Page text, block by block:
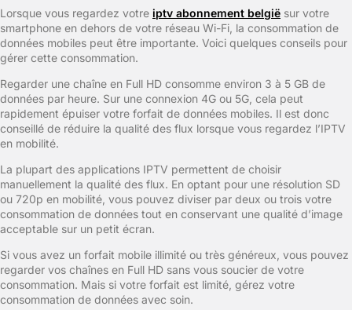
Lorsque vous regardez votre iptv abonnement belgië sur votre
smartphone en dehors de votre réseau Wi-Fi, la consommation de
données mobiles peut être importante. Voici quelques conseils pour
gérer cette consommation.
Regarder une chaîne en Full HD consomme environ 3 à 5 GB de
données par heure. Sur une connexion 4G ou 5G, cela peut
rapidement épuiser votre forfait de données mobiles. Il est donc
conseillé de réduire la qualité des flux lorsque vous regardez l’IPTV
en mobilité.
La plupart des applications IPTV permettent de choisir
manuellement la qualité des flux. En optant pour une résolution SD
ou 720p en mobilité, vous pouvez diviser par deux ou trois votre
consommation de données tout en conservant une qualité d’image
acceptable sur un petit écran.
Si vous avez un forfait mobile illimité ou très généreux, vous pouvez
regarder vos chaînes en Full HD sans vous soucier de votre
consommation. Mais si votre forfait est limité, gérez votre
consommation de données avec soin.